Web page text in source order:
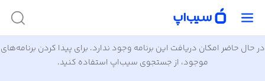
در حال حاضر امکان دریافت این برنامه وجود ندارد. برای پیدا کردن برنامه‌های
موجود، از جستجوی سیب‌اپ استفاده کنید.